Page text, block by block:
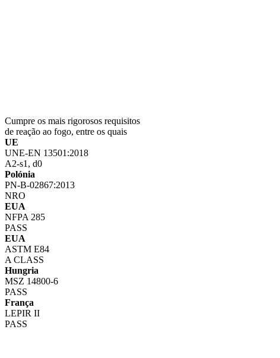
Cumpre os mais rigorosos requisitos
de reação ao fogo, entre os quais
UE
UNE-EN 13501:2018
A2-s1, d0
Polónia
PN-B-02867:2013
NRO
EUA
NFPA 285
PASS
EUA
ASTM E84
A CLASS
Hungria
MSZ 14800-6
PASS
França
LEPIR II
PASS